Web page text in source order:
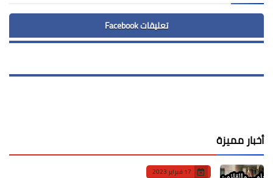
تعليقات Facebook
أخبار مميزة
17 فبراير 2023